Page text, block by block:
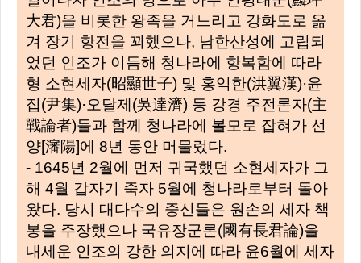
大君)을 비롯한 왕족을 거느리고 강화도로 옮
겨 장기 항전을 꾀했으나, 남한산성에 고립되
었던 인조가 이듬해 청나라에 항복함에 따라
형 소현세자(昭顯世子) 및 홍익한(洪翼漢)·윤
집(尹集)·오달제(吳達濟) 등 강경 주전론자(主
戰論者)들과 함께 청나라에 볼모로 잡혀가 선
양[瀋陽]에 8년 동안 머물렀다.
- 1645년 2월에 먼저 귀국했던 소현세자가 그
해 4월 갑자기 죽자 5월에 청나라로부터 돌아
왔다. 당시 대다수의 중신들은 원손의 세자 책
봉을 주장했으나 국유장군론(國有長君論)을
내세운 인조의 강한 의지에 따라 윤6월에 세자